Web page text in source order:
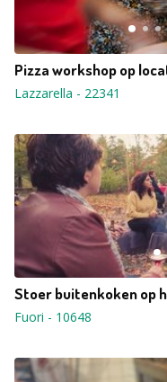
Pizza workshop op
Lazzarella - 22341
Stoer buitenkoken op
Fuori - 10648